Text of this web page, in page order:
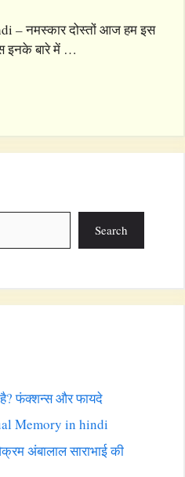
– नमस्कार दोस्तों आज हम इस
इनके बारे में …
Search
फंक्शन्स और फायदे
Memory in hindi
अंबालाल साराभाई की